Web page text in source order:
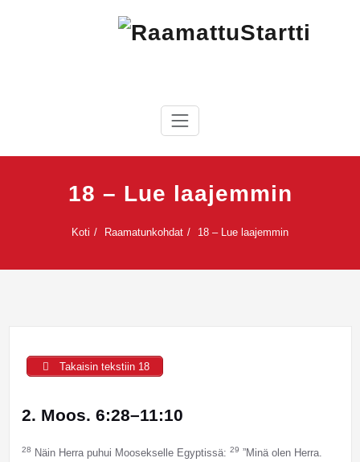
RaamattuStartti
18 – Lue laajemmin
Koti Raamatunkohdat 18 – Lue laajemmin
Takaisin tekstiin 18
2. Moos. 6:28–11:10
28 Näin Herra puhui Moosekselle Egyptissä: 29 ”Minä olen Herra.